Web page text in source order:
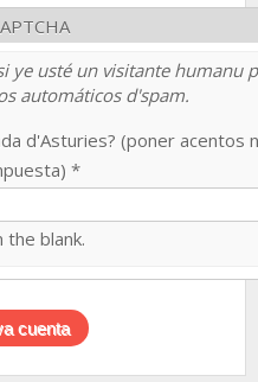
ye usté un visitante humanu
automáticos d'spam.
d'Asturies? (poner acentos
*
the blank.